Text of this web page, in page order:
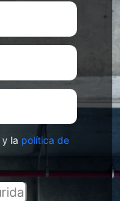
y la política de